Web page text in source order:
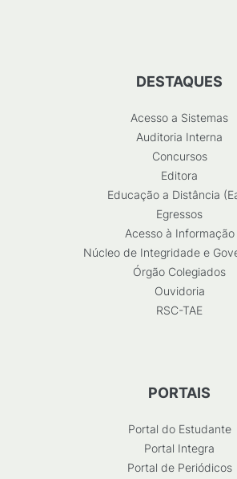
DESTAQUES
Acesso a Sistemas
Auditoria Interna
Concursos
Editora
Educação a Distância
Egressos
Acesso à Informação
Núcleo de Integridade e
Órgão Colegiados
Ouvidoria
RSC-TAE
PORTAIS
Portal do Estudante
Portal Integra
Portal de Periódicos